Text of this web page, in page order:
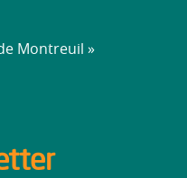
Montreuil »